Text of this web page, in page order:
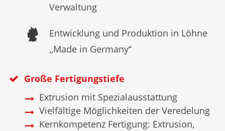
Verwaltung
Entwicklung und Produktion in Löhne
,,Made in Germany‘‘
Große Fertigungstiefe
Extrusion mit Spezialausstattung
Vielfältige Möglichkeiten der Veredelung
Kernkompetenz Fertigung: Extrusion,